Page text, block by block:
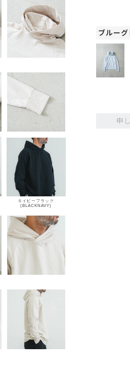
ネイビーブラック
(BLACKNAVY)
ブルーグ
申